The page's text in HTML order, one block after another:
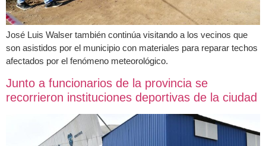
José Luis Walser también continúa visitando a los vecinos que
son asistidos por el municipio con materiales para reparar techos
afectados por el fenómeno meteorológico.
Junto a funcionarios de la provincia se
recorrieron instituciones deportivas de la ciudad